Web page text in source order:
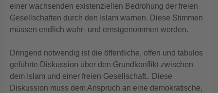
einer wachsenden existenziellen Bedrohung der freien
Gesellschaften durch den Islam warnen. Diese Stimmen
müssen endlich wahr- und ernstgenommen werden.
Dringend notwendig ist die öffentliche, offen und tabulos
geführte Diskussion über den Grundkonflikt zwischen
dem Islam und einer freien Gesellschaft.. Diese
Diskussion muss dem Anspruch an eine demokratische,